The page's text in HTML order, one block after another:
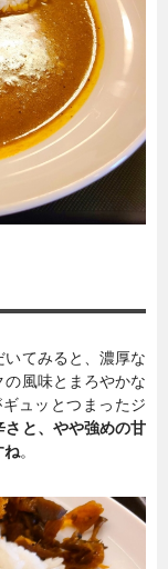
てみると、濃厚な
風味とまろやかな
ュッとつまったジ
さと、やや強めの甘
ね。